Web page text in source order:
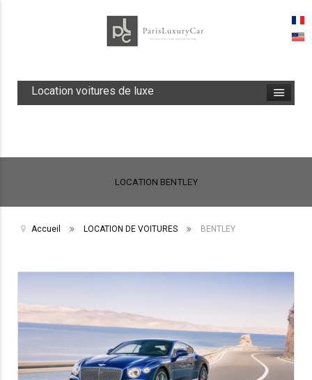
Location voitures de luxe
LOCATION BENTLEY
Accueil LOCATION DE VOITURES BENTLEY